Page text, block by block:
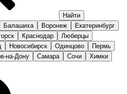
Балашиха Воронеж
Екатеринбург
Краснодар
Люберцы
Новосибирск Одинцово
Пермь
на-Дону Самара Сочи
Химки